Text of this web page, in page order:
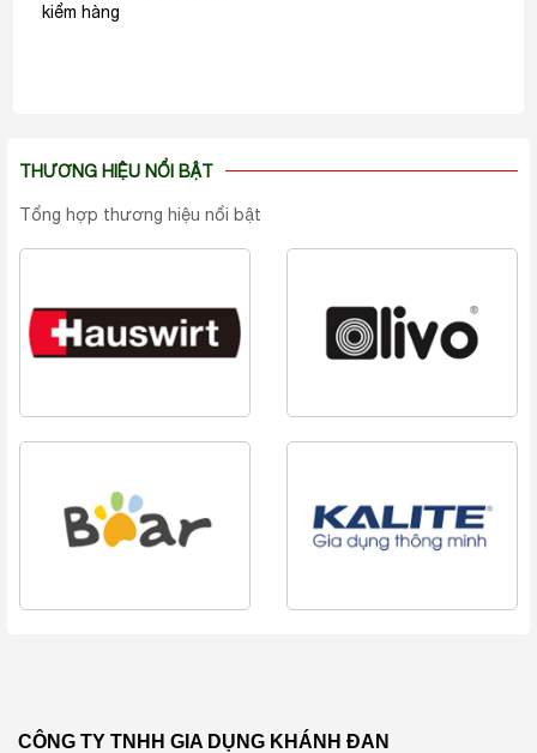
kiểm hàng
THƯƠNG HIỆU NỔI BẬT
Tổng hợp thương hiệu nổi bật
CÔNG TY TNHH GIA DỤNG KHÁNH ĐAN